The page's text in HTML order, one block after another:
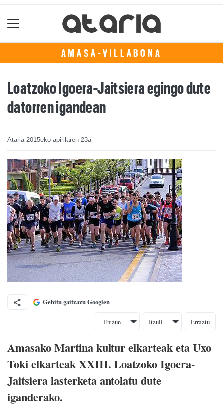
AMASA-VILLABONA
Loatzoko Igoera-Jaitsiera egingo dute
datorren igandean
Ataria 2015eko apirilaren 23a
Gehitu gaitzazu Googlen
Entzun Itzuli Erraztu
Amasako Martina kultur elkarteak eta Uxo
Toki elkarteak XXIII. Loatzoko Igoera-
Jaitsiera lasterketa antolatu dute
iganderako.